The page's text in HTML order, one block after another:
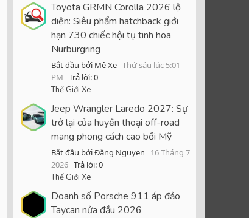
Toyota GRMN Corolla 2026 lộ
diện: Siêu phẩm hatchback giới
hạn 730 chiếc hội tụ tinh hoa
Nürburgring
Bắt đầu bởi Mê Xe Thứ sáu lúc 5:01
PM Trả lời: 0
Thế Giới Xe
Jeep Wrangler Laredo 2027: Sự
trở lại của huyền thoại off-road
mang phong cách cao bồi Mỹ
Bắt đầu bởi Đăng Nguyen
16 Tháng 7
2026 Trả lời: 0
Thế Giới Xe
Doanh số Porsche 911 áp đảo
Taycan nửa đầu 2026